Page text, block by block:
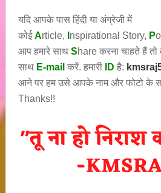
यदि आपके पास हिंदी या अंग्रेजी में
कोईArticle, nspirational Story, P
आप हमारे साथShare करना चाहते हैं
साथ E-mail करें. हमारी ID है:
आने पर हम उसे आपके नाम और फोटो के
Thanks!!